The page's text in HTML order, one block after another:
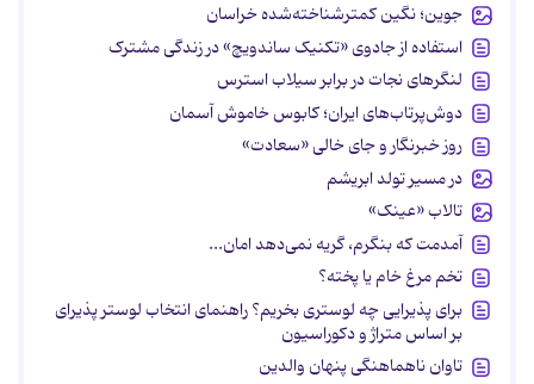
جوین؛ نگین کمترشناخته‌شده خراسان
استفاده از جادوی «تکنیک ساندویچ» در زندگی مشترک
لنگرهای نجات در برابر سیلاب استرس
دوش‌پرتاب‌های ایران؛ کابوس خاموش آسمان
روز خبرنگار و جای خالی «سعادت»
در مسیر تولد ابریشم
تالاب «عینک»
آمدمت که بنگرم، گریه نمی‌دهد امان...
تخم مرغ خام یا پخته؟
برای پذیرایی چه لوستری بخریم؟ راهنمای انتخاب لوستر پذیرای
بر اساس متراژ و دکوراسیون
تاوان ناهماهنگی پنهان والدین